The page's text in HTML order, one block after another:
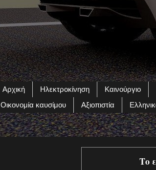
Αρχική Ηλεκτροκίνηση Καινούργιο
Οικονομία καυσίμου
Αξιοπιστία
Το